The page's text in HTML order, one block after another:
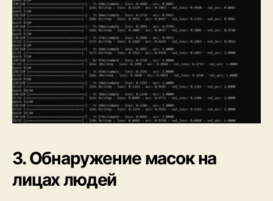
3. Обнаружение масок на
лицах людей